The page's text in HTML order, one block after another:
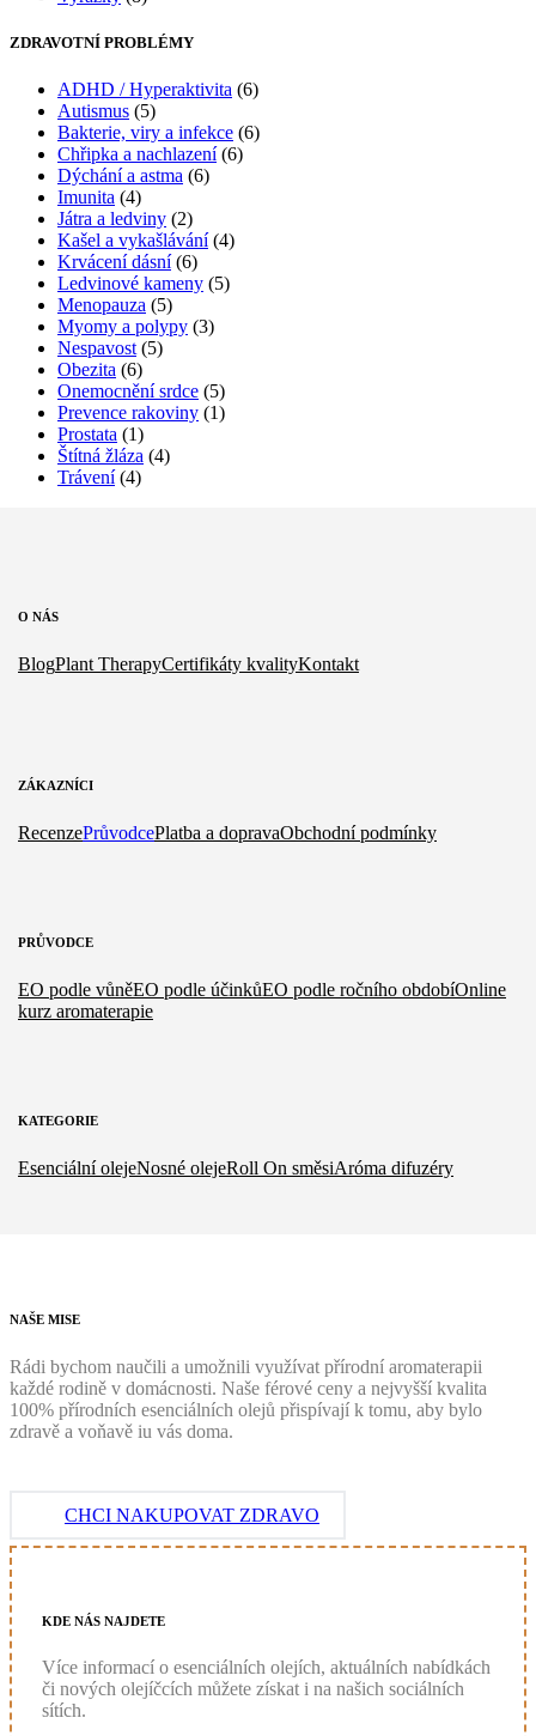
ZDRAVOTNÍ PROBLÉMY
ADHD / Hyperaktivita (6)
Autismus (5)
Bakterie, viry a infekce (6)
Chřipka a nachlazení (6)
Dýchání a astma (6)
Imunita (4)
Játra a ledviny (2)
Kašel a vykašlávání (4)
Krvácení dásní (6)
Ledvinové kameny (5)
Menopauza (5)
Myomy a polypy (3)
Nespavost (5)
Obezita (6)
Onemocnění srdce (5)
Prevence rakoviny (1)
Prostata (1)
Štítná žláza (4)
Trávení (4)
O NÁS
BlogPlant TherapyCertifikáty kvalityKontakt
ZÁKAZNÍCI
RecenzePrůvodcePlatba a dopravaObchodní podmínky
PRŮVODCE
EO podle vůněEO podle účinkůEO podle ročního obdobíOnline
kurz aromaterapie
KATEGORIE
Esenciální olejeNosné olejeRoll On směsiAróma difuzéry
NAŠE MISE
Rádi bychom naučili a umožnili využívat přírodní aromaterapii
každé rodině v domácnosti. Naše férové ceny a nejvyšší kvalita
100% přírodních esenciálních olejů přispívají k tomu, aby bylo
zdravě a voňavě iu vás doma.
CHCI NAKUPOVAT ZDRAVO
KDE NÁS NAJDETE
Více informací o esenciálních olejích, aktuálních nabídkách
či nových olejíčcích můžete získat i na našich sociálních
sítích.